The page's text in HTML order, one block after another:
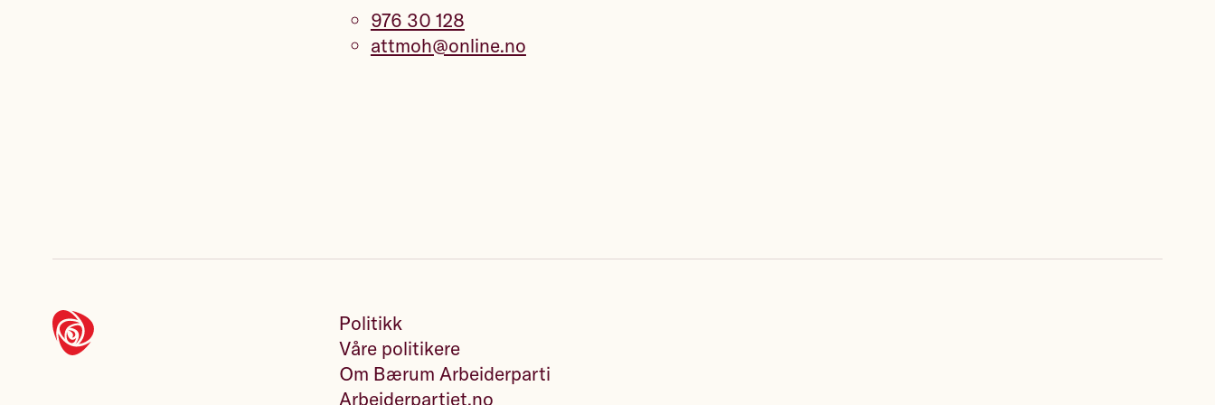
976 30 128
attmoh@online.no
Politikk
Våre politikere
Om Bærum Arbeiderparti
Arbeiderpartiet.no